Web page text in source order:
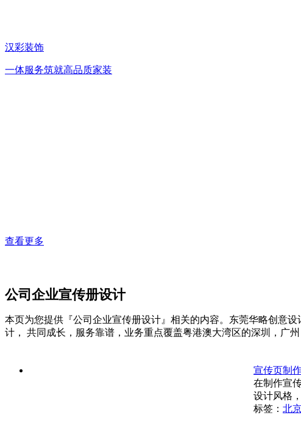
汉彩装饰
一体服务筑就高品质家装
查看更多
公司企业宣传册设计
本页为您提供『公司企业宣传册设计』相关的内容。东莞华略创意
计， 共同成长，服务靠谱，业务重点覆盖粤港澳大湾区的深圳，广
宣传页制
在制作宣
设计风格
标签： 北